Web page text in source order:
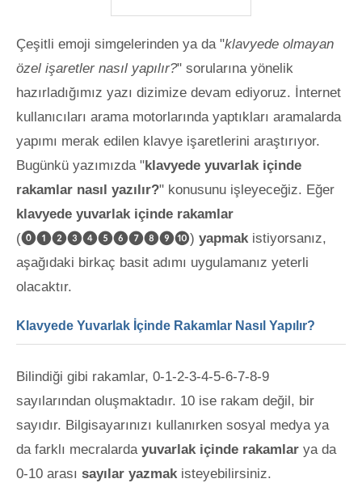
Çeşitli emoji simgelerinden ya da "klavyede olmayan
özel işaretler nasıl yapılır?" sorularına yönelik
hazırladığımız yazı dizimize devam ediyoruz. İnternet
kullanıcıları arama motorlarında yaptıkları aramalarda
yapımı merak edilen klavye işaretlerini araştırıyor.
Bugünkü yazımızda "klavyede yuvarlak içinde
rakamlar nasıl yazılır?" konusunu işleyeceğiz. Eğer
klavyede yuvarlak içinde rakamlar
(⓿❶❷❸❹❺❻❼❽❾❿) yapmak istiyorsanız,
aşağıdaki birkaç basit adımı uygulamanız yeterli
olacaktır.
Klavyede Yuvarlak İçinde Rakamlar Nasıl Yapılır?
Bilindiği gibi rakamlar, 0-1-2-3-4-5-6-7-8-9
sayılarından oluşmaktadır. 10 ise rakam değil, bir
sayıdır. Bilgisayarınızı kullanırken sosyal medya ya
da farklı mecralarda yuvarlak içinde rakamlar ya da
0-10 arası sayılar yazmak isteyebilirsiniz.